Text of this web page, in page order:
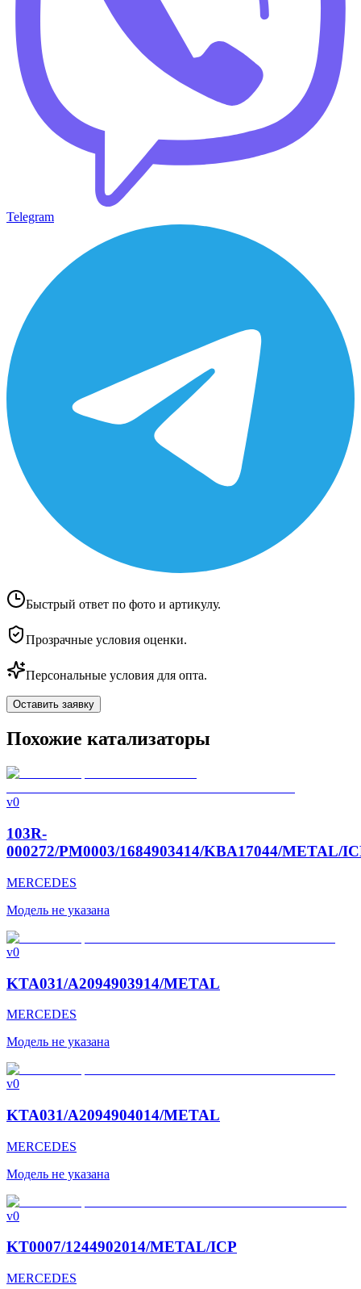
Telegram
Быстрый ответ по фото и артикулу.
Прозрачные условия оценки.
Персональные условия для опта.
Оставить заявку
Похожие катализаторы
v0
103R-
000272/PM0003/1684903414/KBA17044/METAL/
MERCEDES
Модель не указана
v0
KTA031/A2094903914/METAL
MERCEDES
Модель не указана
v0
KTA031/A2094904014/METAL
MERCEDES
Модель не указана
v0
KT0007/1244902014/METAL/ICP
MERCEDES